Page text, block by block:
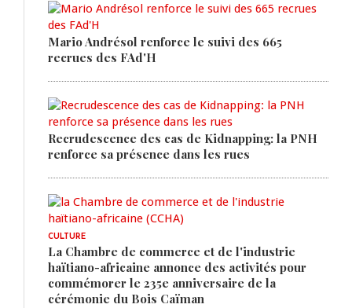
Mario Andrésol renforce le suivi des 665
recrues des FAd'H
Recrudescence des cas de Kidnapping: la PNH
renforce sa présence dans les rues
CULTURE
La Chambre de commerce et de l'industrie
haïtiano-africaine annonce des activités pour
commémorer le 235e anniversaire de la
cérémonie du Bois Caïman